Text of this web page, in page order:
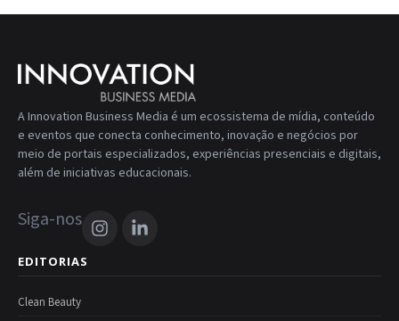
A Innovation Business Media é um ecossistema de mídia, conteúdo
e eventos que conecta conhecimento, inovação e negócios por
meio de portais especializados, experiências presenciais e digitais,
além de iniciativas educacionais.
Siga-nos
EDITORIAS
Clean Beauty